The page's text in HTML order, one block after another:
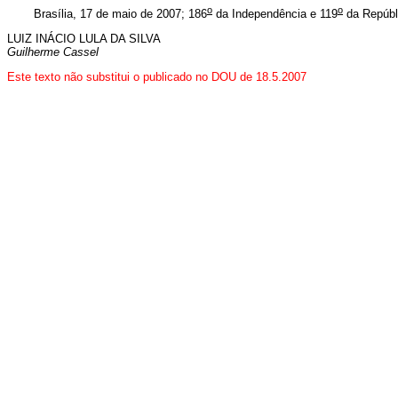
Brasília, 17 de maio de 2007; 186o da Independência e 119o da
LUIZ INÁCIO LULA DA SILVA
Guilherme Cassel
Este texto não substitui o publicado no DOU de 18.5.2007